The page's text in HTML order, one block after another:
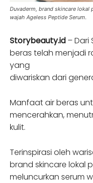
Duvaderm, brand skincare lokal
wajah Ageless Peptide Serum.
Storybeauty.id – Dari
beras telah menjadi
yang
diwariskan dari
Manfaat air beras
mencerahkan,
kulit.
Terinspirasi oleh
brand skincare lokal
meluncurkan serum